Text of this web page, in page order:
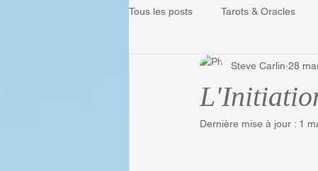
Tous les posts Tarots & Oracles
Voyance & Divination
Médiumnité Évènements
Steve Carlin 28
Dernière mise à jour : 1